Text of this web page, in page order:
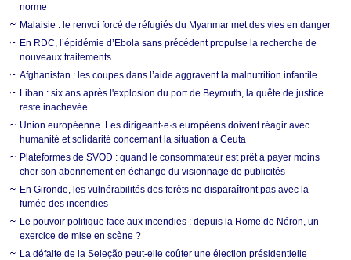
norme
Malaisie : le renvoi forcé de réfugiés du Myanmar met des vies en danger
En RDC, l’épidémie d’Ebola sans précédent propulse la recherche de
nouveaux traitements
Afghanistan : les coupes dans l’aide aggravent la malnutrition infantile
Liban : six ans après l'explosion du port de Beyrouth, la quête de justice
reste inachevée
Union européenne. Les dirigeant·e·s européens doivent réagir avec
humanité et solidarité concernant la situation à Ceuta
Plateformes de SVOD : quand le consommateur est prêt à payer moins
cher son abonnement en échange du visionnage de publicités
En Gironde, les vulnérabilités des forêts ne disparaîtront pas avec la
fumée des incendies
Le pouvoir politique face aux incendies : depuis la Rome de Néron, un
exercice de mise en scène ?
La défaite de la Seleção peut-elle coûter une élection présidentielle